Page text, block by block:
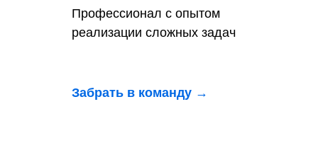
Профессионал с опытом
реализации сложных задач
Забрать в команду →